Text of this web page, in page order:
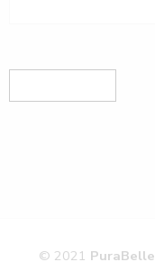
© 2021 PuraBelle